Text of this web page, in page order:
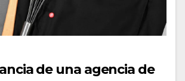
de una agencia de